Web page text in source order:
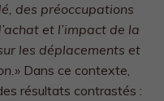
des préoccupations
et l’impact de la
les déplacements et
Dans ce contexte,
résultats contrastés :